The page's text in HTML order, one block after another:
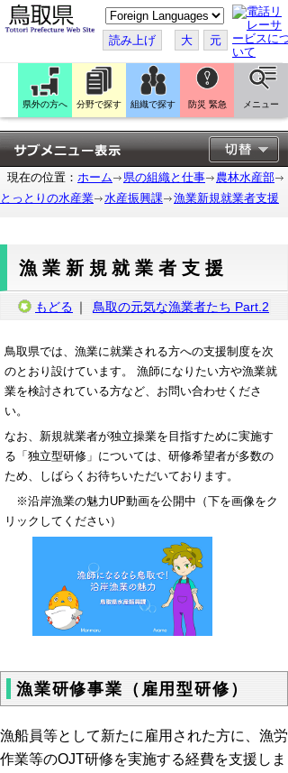
こ
の
ペ
ー
ジ
翻
訳
す
る
読み上げ 大 元
県外の方へ 分野で探す 組織で探す 防災 緊急 メニュー
現在の位置： ホーム 県の組織と仕事
農林水産部
とっとりの水産業
水産振興課 漁業新規就業者支援
漁業新規就業者支援
もどる ｜ 鳥取の元気な漁業者たち Part.2
鳥取県では、漁業に就業される方への支援制度を次
のとおり設けています。 漁師になりたい方や漁業就
業を検討されている方など、お問い合わせくださ
い。
なお、新規就業者が独立操業を目指すために実施す
る「独立型研修」については、研修希望者が多数の
ため、しばらくお待ちいただいております。
※沿岸漁業の魅力UP動画を公開中（下を画像をク
リックしてください）
漁業研修事業（雇用型研修）
漁船員等として新たに雇用された方に、漁労
作業等のOJT研修を実施する経費を支援しま